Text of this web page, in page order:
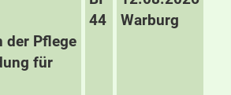
der Pflege
für
44
Warburg